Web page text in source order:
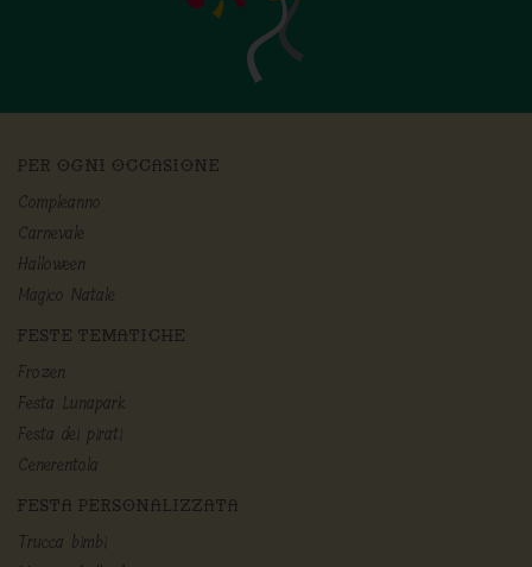
PER OGNI OCCASIONE
Compleanno
Carnevale
Halloween
Magico Natale
FESTE TEMATICHE
Frozen
Festa Lunapark
Festa dei pirati
Cenerentola
FESTA PERSONALIZZATA
Trucca bimbi